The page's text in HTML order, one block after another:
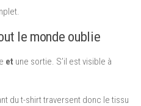
le monde oublie
et une sortie. S’il est visible à
du t-shirt traversent donc le tissu